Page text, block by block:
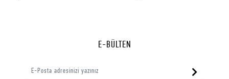
E-BÜLTEN